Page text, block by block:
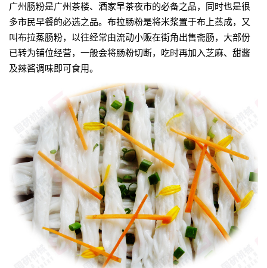
广州肠粉是广州茶楼、酒家早茶夜市的必备之品，同时也是很
多市民早餐的必选之品。布拉肠粉是将米浆置于布上蒸成，又
叫布拉蒸肠粉，以往经常由流动小贩在街角出售斋肠，大部份
已转为铺位经营，一般会将肠粉切断，吃时再加入芝麻、甜酱
及辣酱调味即可食用。